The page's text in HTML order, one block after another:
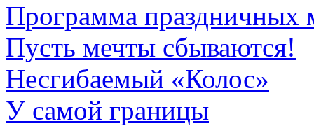
Программа праздничных
Пусть мечты сбываются!
Несгибаемый «Колос»
У самой границы